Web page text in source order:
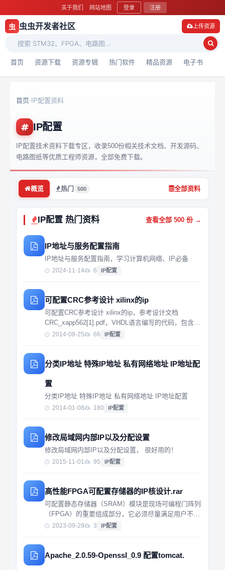
关于我们 网站地图 登录 注册
虫 虫虫开发者社区
首页 资源下载 资源专辑 热门软件 精品资源 电子书
上传资源
首页› IP配置资料
IP配置
IP配置技术资料下载专区，收录500份相关技术文档、开发源码、
电路图纸等优质工程师资源，全部免费下载。
概览 热门 500 全部资料
IP配置 热门资料 查看全部 500 份 →
IP地址与服务配置指南
IP地址与服务配置指南，学习计算机网络、IP必备
2024-11-14 6 IP配置
可配置CRC参考设计 xilinx的ip
可配置CRC参考设计 xilinx的ip，参考设计文档
CRC_xapp562[1].pdf，VHDL语言编写的代码，包含仿
真所需文件
2014-08-25 66 IP配置
分类IP地址 特殊IP地址 私有网络地址 IP地址配
置
分类IP地址 特殊IP地址 私有网络地址 IP地址配置
2014-01-08 180 IP配置
修改局域网内部IP以及分配设置
修改局域网内部IP以及分配设置， 很好用的！
2015-11-01 95 IP配置
高性能FPGA可配置存储器的IP核设计.rar
可配置静态存储器（SRAM）模块是现场可编程门阵列
（FPGA）的重要组成部分，它必须尽量满足用户不同
的需要，所以要有良好的可配置性能。本文设计了一款
2023-09-29 3 IP配置
Apache_2.0.59-Openssl_0.9 配置tomcat.